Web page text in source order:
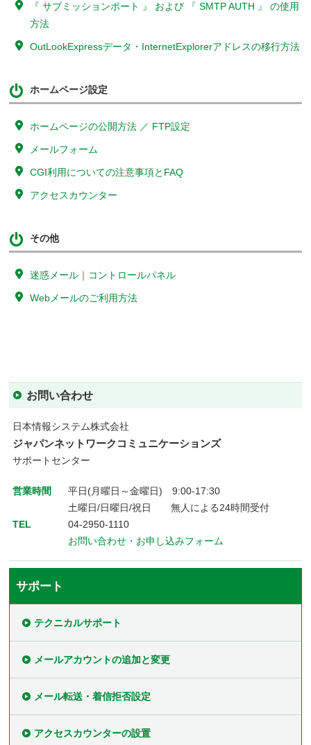
『 サブミッションポート 』 および 『 SMTP AUTH 』 の使用
方法
OutLookExpressデータ・InternetExplorerアドレスの移行方法
ホームページ設定
ホームページの公開方法 ／ FTP設定
メールフォーム
CGI利用についての注意事項とFAQ
アクセスカウンター
その他
迷惑メール｜コントロールパネル
Webメールのご利用方法
お問い合わせ
日本情報システム株式会社
ジャパンネットワークコミュニケーションズ
サポートセンター
営業時間
平日(月曜日～金曜日) 9:00-17:30
土曜日/日曜日/祝日 無人による24時間受付
TEL
04-2950-1110
お問い合わせ・お申し込みフォーム
サポート
テクニカルサポート
メールアカウントの追加と変更
メール転送・着信拒否設定
アクセスカウンターの設置